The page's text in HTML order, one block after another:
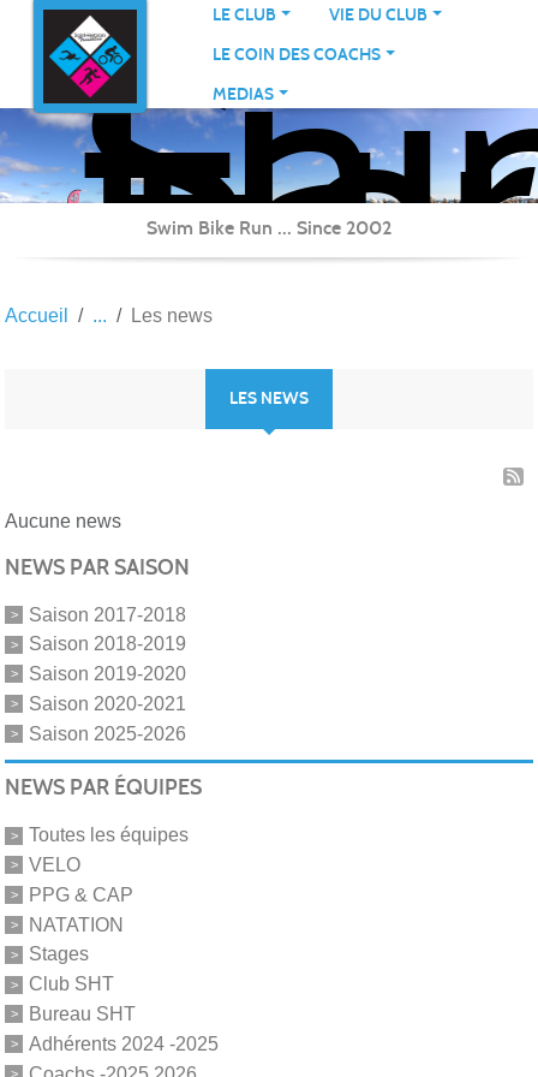
LE CLUB
VIE DU CLUB
LE COIN DES COACHS
MEDIAS
Swim Bike Run ... Since 2002
Accueil Les news
LES NEWS
Aucune news
NEWS PAR SAISON
Saison 2017-2018
Saison 2018-2019
Saison 2019-2020
Saison 2020-2021
Saison 2025-2026
NEWS PAR ÉQUIPES
Toutes les équipes
VELO
PPG & CAP
NATATION
Stages
Club SHT
Bureau SHT
Adhérents 2024 -2025
Panneau de gestion des cookies